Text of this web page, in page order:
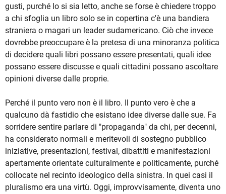
gusti, purché lo si sia letto, anche se forse è chiedere troppo
a chi sfoglia un libro solo se in copertina c'è una bandiera
straniera o magari un leader sudamericano. Ciò che invece
dovrebbe preoccupare è la pretesa di una minoranza politica
di decidere quali libri possano essere presentati, quali idee
possano essere discusse e quali cittadini possano ascoltare
opinioni diverse dalle proprie.
Perché il punto vero non è il libro. Il punto vero è che a
qualcuno dà fastidio che esistano idee diverse dalle sue. Fa
sorridere sentire parlare di "propaganda" da chi, per decenni,
ha considerato normali e meritevoli di sostegno pubblico
iniziative, presentazioni, festival, dibattiti e manifestazioni
apertamente orientate culturalmente e politicamente, purché
collocate nel recinto ideologico della sinistra. In quei casi il
pluralismo era una virtù. Oggi, improvvisamente, diventa uno